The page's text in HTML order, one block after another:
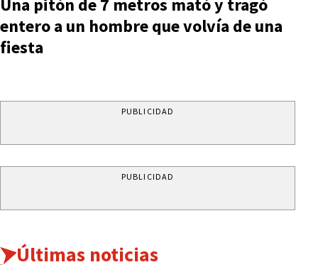
Una pitón de 7 metros mató y tragó
entero a un hombre que volvía de una
fiesta
PUBLICIDAD
PUBLICIDAD
Últimas noticias